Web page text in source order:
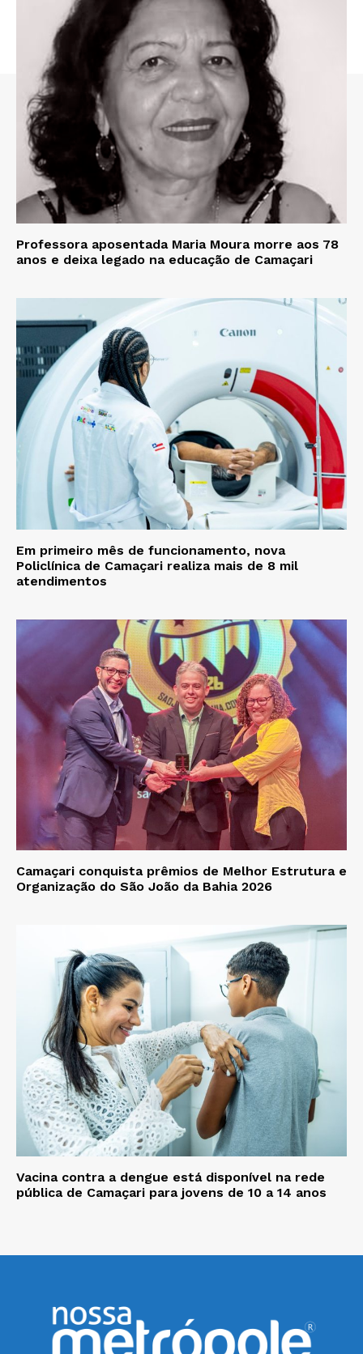
Professora aposentada Maria Moura morre aos 78
anos e deixa legado na educação de Camaçari
Em primeiro mês de funcionamento, nova
Policlínica de Camaçari realiza mais de 8 mil
atendimentos
Camaçari conquista prêmios de Melhor Estrutura e
Organização do São João da Bahia 2026
Vacina contra a dengue está disponível na rede
pública de Camaçari para jovens de 10 a 14 anos